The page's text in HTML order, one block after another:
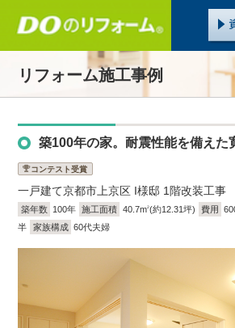
リフォーム施工事例
築100年の家。耐震性能を備えた
コンテスト受賞
一戸建て京都市上京区 I様邸 1階改装工事
築年数 100年 施工面積 40.7m2(約12.31坪) 費用
半
家族構成 60代夫婦